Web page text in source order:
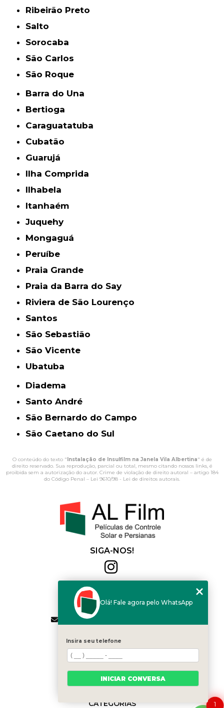
Ribeirão Preto
Salto
Sorocaba
São Carlos
São Roque
Barra do Una
Bertioga
Caraguatatuba
Cubatão
Guarujá
Ilha Comprida
Ilhabela
Itanhaém
Juquehy
Mongaguá
Peruíbe
Praia Grande
Praia da Barra do Say
Riviera de São Lourenço
Santos
São Sebastião
São Vicente
Ubatuba
Diadema
Santo André
São Bernardo do Campo
São Caetano do Sul
O conteúdo do texto " Instalação de Insulfilm na Janela Vila Albertina" é de
direito reservado. Sua reprodução, parcial ou total, mesmo citando nossos links, é
proibida sem a autorização do autor. Crime de violação de direito autoral – artigo 184
do Código Penal – Lei 9610/98 - Lei de direitos autorais.
SIGA-NOS!
(11) 2564-4684
(11) 94168-2041
contato.vendas@alfilm.com.br
MENU
HOME
QUEM SOMOS
SERVIÇOS
BLOG
CATEGORIAS
1
Olá! Fale agora pelo WhatsApp
Insira seu telefone
INICIAR CONVERSA